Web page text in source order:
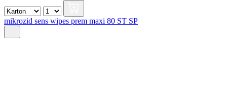
mikrozid sens wipes prem maxi 80 ST SP